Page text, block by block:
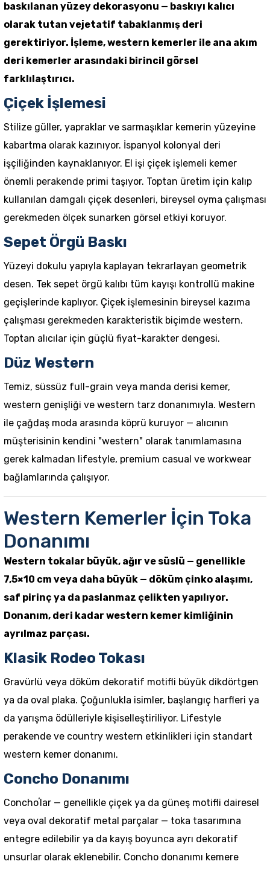
baskılanan yüzey dekorasyonu — baskıyı kalıcı
olarak tutan vejetatif tabaklanmış deri
gerektiriyor. İşleme, western kemerler ile ana akım
deri kemerler arasındaki birincil görsel
farklılaştırıcı.
Çiçek İşlemesi
Stilize güller, yapraklar ve sarmaşıklar kemerin yüzeyine
kabartma olarak kazınıyor. İspanyol kolonyal deri
işçiliğinden kaynaklanıyor. El işi çiçek işlemeli kemer
önemli perakende primi taşıyor. Toptan üretim için kalıp
kullanılan damgalı çiçek desenleri, bireysel oyma çalışması
gerekmeden ölçek sunarken görsel etkiyi koruyor.
Sepet Örgü Baskı
Yüzeyi dokulu yapıyla kaplayan tekrarlayan geometrik
desen. Tek sepet örgü kalıbı tüm kayışı kontrollü makine
geçişlerinde kaplıyor. Çiçek işlemesinin bireysel kazıma
çalışması gerekmeden karakteristik biçimde western.
Toptan alıcılar için güçlü fiyat-karakter dengesi.
Düz Western
Temiz, süssüz full-grain veya manda derisi kemer,
western genişliği ve western tarz donanımıyla. Western
ile çağdaş moda arasında köprü kuruyor — alıcının
müşterisinin kendini "western" olarak tanımlamasına
gerek kalmadan lifestyle, premium casual ve workwear
bağlamlarında çalışıyor.
Western Kemerler İçin Toka
Donanımı
Western tokalar büyük, ağır ve süslü — genellikle
7,5×10 cm veya daha büyük — döküm çinko alaşımı,
saf pirinç ya da paslanmaz çelikten yapılıyor.
Donanım, deri kadar western kemer kimliğinin
ayrılmaz parçası.
Klasik Rodeo Tokası
Gravürlü veya döküm dekoratif motifli büyük dikdörtgen
ya da oval plaka. Çoğunlukla isimler, başlangıç harfleri ya
da yarışma ödülleriyle kişiselleştiriliyor. Lifestyle
perakende ve country western etkinlikleri için standart
western kemer donanımı.
Concho Donanımı
Conchoʼlar — genellikle çiçek ya da güneş motifli dairesel
veya oval dekoratif metal parçalar — toka tasarımına
entegre edilebilir ya da kayış boyunca ayrı dekoratif
unsurlar olarak eklenebilir. Concho donanımı kemere